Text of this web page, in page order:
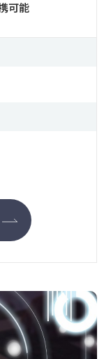
論を出力し
る」という
必要性を提
とえば「00:
唆する発言
当者は
言は、該当
表示されま
スコア化さ
で確認でき
可能
ダーメイド開発